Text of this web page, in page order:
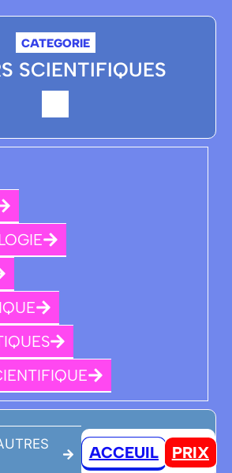
CATEGORIE
SCIENTIFIQUES
ACCEUIL PRIX